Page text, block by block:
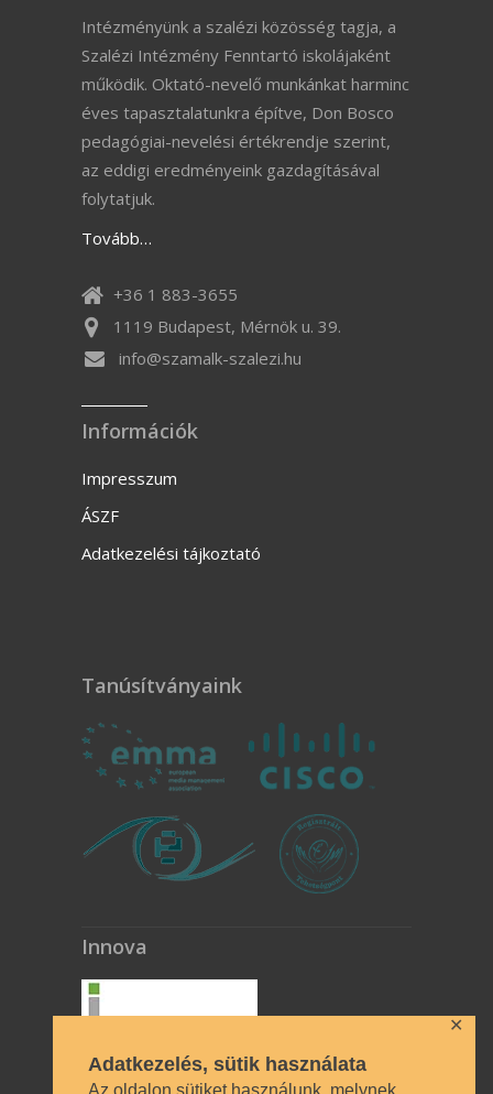
Adatkezelés, sütik használata
✕
Intézményünk a szalézi közösség tagja, a
Szalézi Intézmény Fenntartó iskolájaként
működik. Oktató-nevelő munkánkat harminc
éves tapasztalatunkra építve, Don Bosco
pedagógiai-nevelési értékrendje szerint,
az eddigi eredményeink gazdagításával
folytatjuk.
Tovább…
+36 1 883-3655
1119 Budapest, Mérnök u. 39.
info@szamalk-szalezi.hu
Információk
Impresszum
ÁSZF
Adatkezelési tájkoztató
Tanúsítványaink
Innova